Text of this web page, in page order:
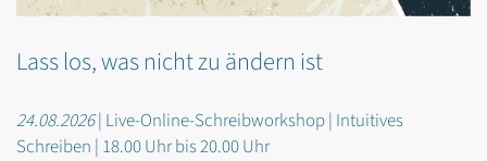
Lass los, was nicht zu ändern ist
24.08.2026| Live-Online-Schreibworkshop | Intuitives
Schreiben | 18.00 Uhr bis 20.00 Uhr